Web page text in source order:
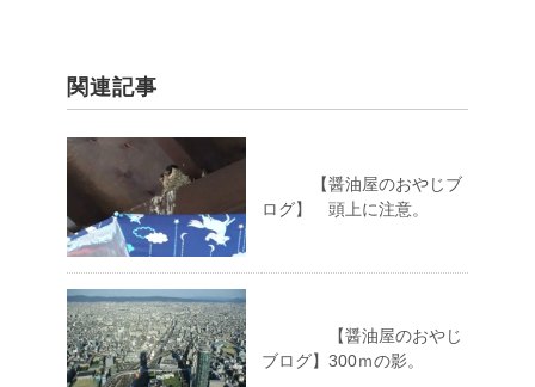
関連記事
【醤油屋のおやじブ
ログ】 頭上に注意。
【醤油屋のおやじ
ブログ】300ｍの影。